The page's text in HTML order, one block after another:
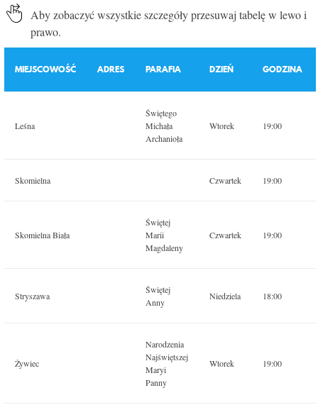
Aby zobaczyć wszystkie szczegóły przesuwaj tabelę w lewo i
prawo.
MIEJSCOWOŚĆ ADRES PARAFIA DZIEŃ GODZINA
Leśna
Świętego
Michała
Archanioła
Wtorek 19:00
Skomielna Czwartek 19:00
Skomielna Biała
Świętej
Marii
Magdaleny
Czwartek 19:00
Stryszawa
Świętej
Anny
Niedziela 18:00
Żywiec
Narodzenia
Najświętszej
Maryi
Panny
Wtorek 19:00